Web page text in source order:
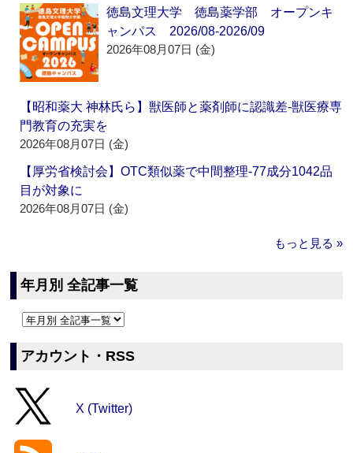
徳島文理大学 徳島薬学部 オープンキ
ャンパス 2026/08-2026/09
2026年08月07日 (金)
【昭和薬大 神林氏ら】獣医師と薬剤師に認識差‐獣医療専
門教育の充実を
2026年08月07日 (金)
【厚労省検討会】OTC類似薬で中間整理‐77成分1042品
目が対象に
2026年08月07日 (金)
もっと見る »
年月別 全記事一覧
アカウント・RSS
X (Twitter)